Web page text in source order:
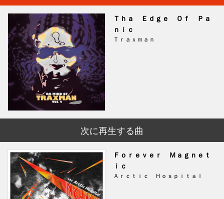
Ｔｈａ Ｅｄｇｅ Ｏｆ Ｐａ
ｎｉｃ
Ｔｒａｘｍａｎ
次に再生する曲
Ｆｏｒｅｖｅｒ Ｍａｇｎｅｔ
ｉｃ
Ａｒｃｔｉｃ Ｈｏｓｐｉｔａｌ